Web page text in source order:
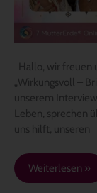
Hallo, wir freuen
„Wirkungsvoll –
unserem
Leben, sprechen
uns hilft, unseren
die
Welt
Weiterlesen »